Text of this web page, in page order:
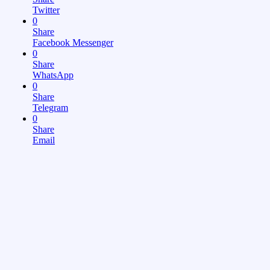
Twitter
0
Share
Facebook Messenger
0
Share
WhatsApp
0
Share
Telegram
0
Share
Email